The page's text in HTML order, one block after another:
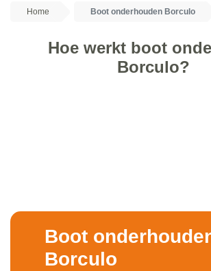
Home Boot onderhouden Borculo
Hoe werkt boot
Borculo?
Boot
Borculo